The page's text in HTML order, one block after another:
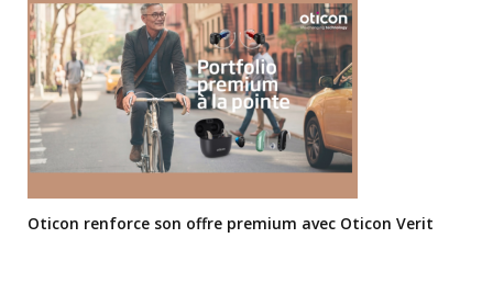
Oticon renforce son offre premium avec Oticon Verit